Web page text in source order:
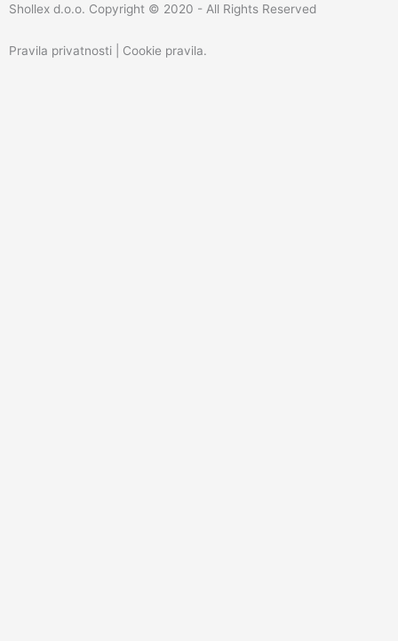
Shollex d.o.o. Copyright © 2020 - All Rights Reserved
Pravila privatnosti | Cookie pravila.